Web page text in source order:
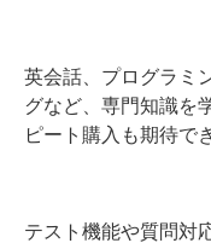
英会話、プログラミ
グなど、専門知識を
ピート購入も期待で
テスト機能や質問対